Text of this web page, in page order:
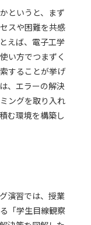
というと、まず
スや困難を共感
えば、電子工学
い方でつまずく
することが挙げ
、エラーの解決
ングを取り入れ
む環境を構築し
演習では、授業
「学生目線観察